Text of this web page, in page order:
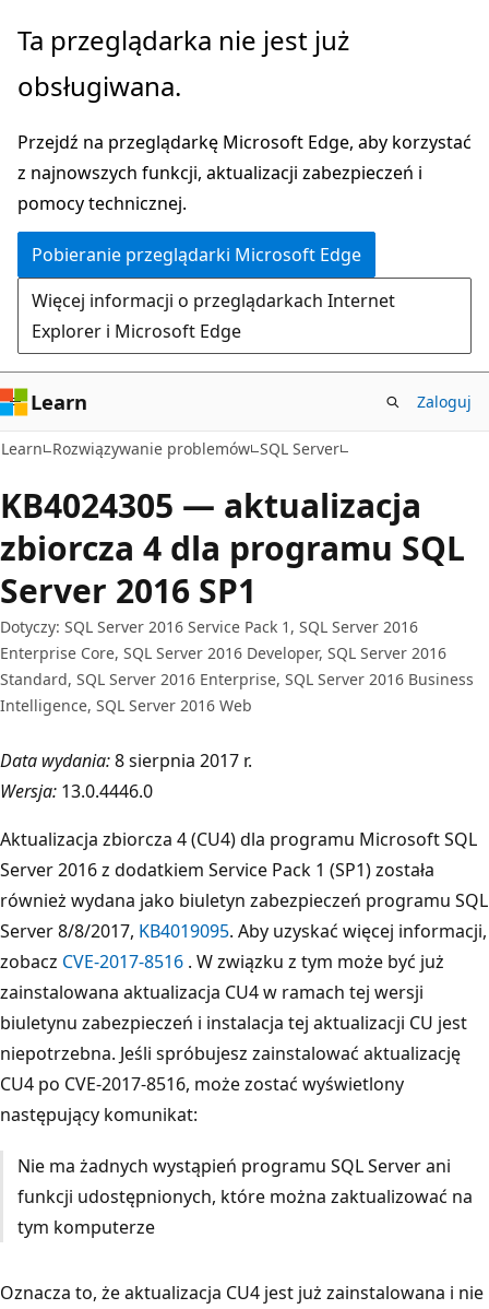
Przejdź
głównej
Ta przeglądarka nie jest już
obsługiwana.
Przejdź na przeglądarkę Microsoft Edge, aby korzystać
z najnowszych funkcji, aktualizacji zabezpieczeń i
pomocy technicznej.
Pobieranie przeglądarki Microsoft Edge
Więcej informacji o przeglądarkach Internet
Explorer i Microsoft Edge
Learn Zaloguj
Learn Rozwiązywanie problemów SQL Server
KB4024305 — aktualizacja
zbiorcza 4 dla programu SQL
Server 2016 SP1
Dotyczy: SQL Server 2016 Service Pack 1, SQL Server 2016
Enterprise Core, SQL Server 2016 Developer, SQL Server 2016
Standard, SQL Server 2016 Enterprise, SQL Server 2016 Business
Intelligence, SQL Server 2016 Web
Data wydania:8 sierpnia 2017 r.
Wersja: 13.0.4446.0
Aktualizacja zbiorcza 4 (CU4) dla programu Microsoft SQL
Server 2016 z dodatkiem Service Pack 1 (SP1) została
również wydana jako biuletyn zabezpieczeń programu SQL
Server 8/8/2017, KB4019095. Aby uzyskać więcej informacji,
zobacz CVE-2017-8516 . W związku z tym może być już
zainstalowana aktualizacja CU4 w ramach tej wersji
biuletynu zabezpieczeń i instalacja tej aktualizacji CU jest
niepotrzebna. Jeśli spróbujesz zainstalować aktualizację
CU4 po CVE-2017-8516, może zostać wyświetlony
następujący komunikat:
Nie ma żadnych wystąpień programu SQL Server ani
funkcji udostępnionych, które można zaktualizować na
tym komputerze
Oznacza to, że aktualizacja CU4 jest już zainstalowana i nie